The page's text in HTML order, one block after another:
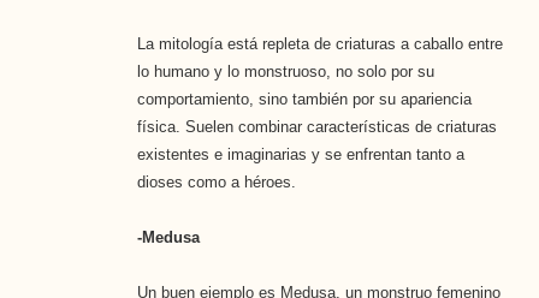
La mitología está repleta de criaturas a caballo entre
lo humano y lo monstruoso, no solo por su
comportamiento, sino también por su apariencia
física. Suelen combinar características de criaturas
existentes e imaginarias y se enfrentan tanto a
dioses como a héroes.
-Medusa
Un buen ejemplo es Medusa, un monstruo femenino